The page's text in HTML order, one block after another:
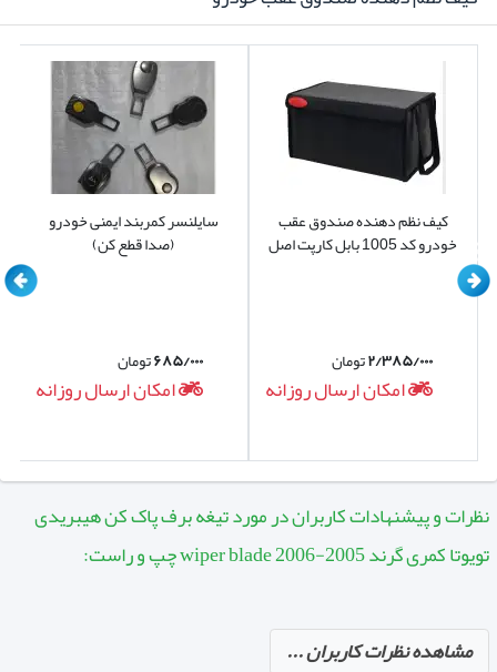
تیغه از قسمت تحتانی که پهنتر است در حال جدا شدن و بریده
شدن باشد. پس تا دیر نشده تیغه برف پاک کن تویوتا کمری گرند
2006-2005 خود را تعویض نمایید.
سایلنسر کمربند ایمنی خودرو
(صدا قطع کن)
۶۸۵/۰۰۰تومان
امکان ارسال روزانه
کیف نظم دهنده صندوق عقب
خودرو کد 1005 بابل کارپت اصل
۲/۳۸۵/۰۰۰تومان
امکان ارسال روزانه
نظرات و پیشنهادات کاربران در مورد تیغه برف پاک کن هیبریدی
تویوتا کمری گرند 2005-2006 wiper blade چپ و راست:
مشاهده نظرات کاربران ...